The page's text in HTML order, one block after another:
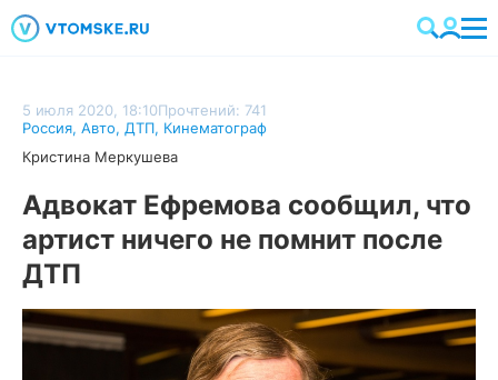
5 июля 2020, 18:10Прочтений: 741
Россия, Авто, ДТП, Кинематограф
Кристина Меркушева
Адвокат Ефремова сообщил, что
артист ничего не помнит после
ДТП